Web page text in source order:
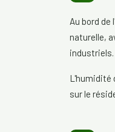
Au bord
naturelle,
industriels.
L'humidité
sur le